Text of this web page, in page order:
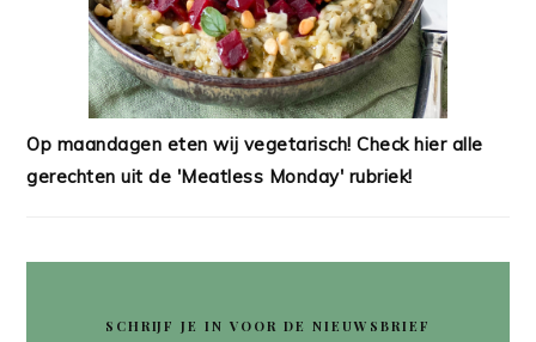
Op maandagen eten wij vegetarisch! Check hier alle
gerechten uit de 'Meatless Monday' rubriek!
SCHRIJF JE IN VOOR DE NIEUWSBRIEF